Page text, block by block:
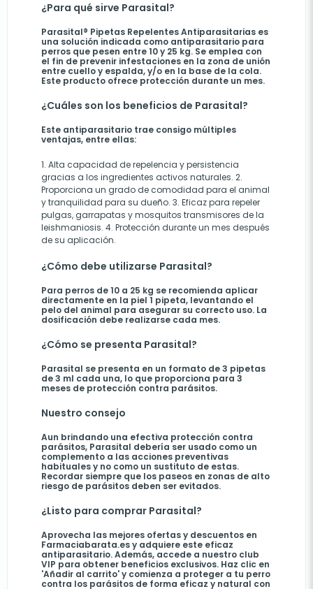
¿Para qué sirve Parasital?
Parasital® Pipetas Repelentes Antiparasitarias es
una solución indicada como antiparasitario para
perros que pesen entre 10 y 25 kg. Se emplea con
el fin de prevenir infestaciones en la zona de unión
entre cuello y espalda, y/o en la base de la cola.
Este producto ofrece protección durante un mes.
¿Cuáles son los beneficios de Parasital?
Este antiparasitario trae consigo múltiples
ventajas, entre ellas:
1. Alta capacidad de repelencia y persistencia
gracias a los ingredientes activos naturales. 2.
Proporciona un grado de comodidad para el animal
y tranquilidad para su dueño. 3. Eficaz para repeler
pulgas, garrapatas y mosquitos transmisores de la
leishmaniosis. 4. Protección durante un mes después
de su aplicación.
¿Cómo debe utilizarse Parasital?
Para perros de 10 a 25 kg se recomienda aplicar
directamente en la piel 1 pipeta, levantando el
pelo del animal para asegurar su correcto uso. La
dosificación debe realizarse cada mes.
¿Cómo se presenta Parasital?
Parasital se presenta en un formato de 3 pipetas
de 3 ml cada una, lo que proporciona para 3
meses de protección contra parásitos.
Nuestro consejo
Aun brindando una efectiva protección contra
parásitos, Parasital debería ser usado como un
complemento a las acciones preventivas
habituales y no como un sustituto de estas.
Recordar siempre que los paseos en zonas de alto
riesgo de parásitos deben ser evitados.
¿Listo para comprar Parasital?
Aprovecha las mejores ofertas y descuentos en
Farmaciabarata.es y adquiere este eficaz
antiparasitario. Además, accede a nuestro club
VIP para obtener beneficios exclusivos. Haz clic en
'Añadir al carrito'y comienza a proteger a tu perro
contra los parásitos de forma eficaz y natural con